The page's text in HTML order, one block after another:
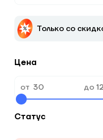
Только со
Цена
от до
Статус